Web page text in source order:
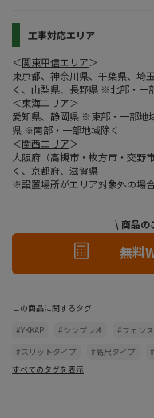
工事対応エリア
＜関東甲信エリア＞
東京都、神奈川県、千葉県、埼
く、山梨県、長野県 ※北部・一
＜東海エリア＞
愛知県、静岡県 ※東部・一部地
県 ※南部・一部地域除く
＜関西エリア＞
大阪府（高槻市・枚方市・交野
く、京都府、滋賀県
※設置場所がエリア対象外の場
\ 商品の
無料
この商品に関するタグ
#YKKAP
#シンプレオ #フェンス
#スリットタイプ
#高尺タイプ
すべてのタグを表示